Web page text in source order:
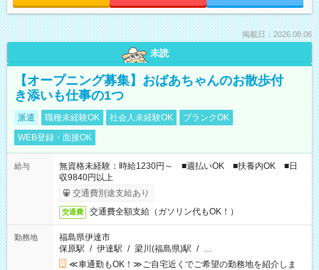
掲載日：2026.08.06
未読
【オープニング募集】おばあちゃんのお散歩付
き添いも仕事の1つ
派遣 職種未経験OK 社会人未経験OK
ブランクOK
WEB登録・面接OK
給与
無資格未経験：時給1230円～ ■週払いOK ■扶養内OK ■日
収9840円以上
交通費別途支給あり
交通費 交通費全額支給（ガソリン代もOK！）
勤務地
福島県伊達市
保原駅 / 伊達駅 / 梁川(福島県)駅 / …
≪車通勤もOK！≫ご自宅近くでご希望の勤務地を紹介しま